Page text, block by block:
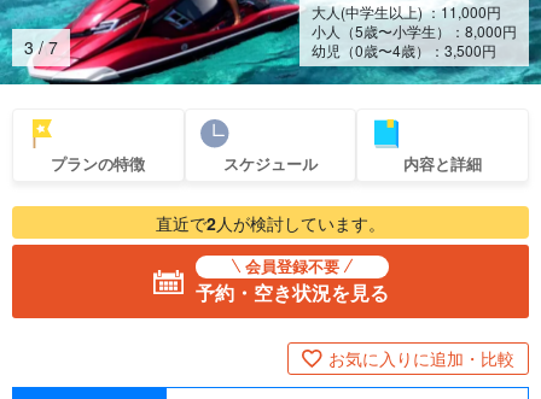
4/7
大人(中学生以上) ：11,000円
小人（5歳〜小学生）： 8,000円
幼児（0歳〜4歳）： 3,500円
プランの特徴 スケジュール 内容と詳細
直近で2人が検討しています。
会員登録不要
予約・空き状況を見る
お気に入りに追加・比較